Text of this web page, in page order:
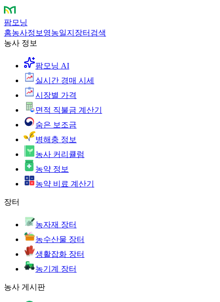
팜모닝
홈농사정보 영농일지 장터 검색
농사 정보
팜모닝 AI
실시간 경매 시세
시장별 가격
면적 직불금 계산기
숨은 보조금
병해충 정보
농사 커리큘럼
농약 정보
농약 비료 계산기
장터
농자재 장터
농수산물 장터
생활잡화 장터
농기계 장터
농사 게시판